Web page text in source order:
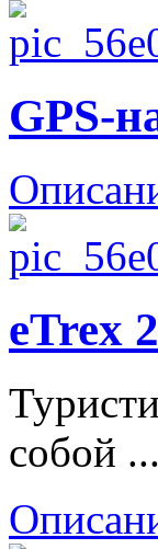
GPS-
eTrex
собой ...